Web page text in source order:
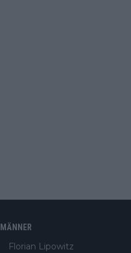
MÄNNER
Florian Lipowitz